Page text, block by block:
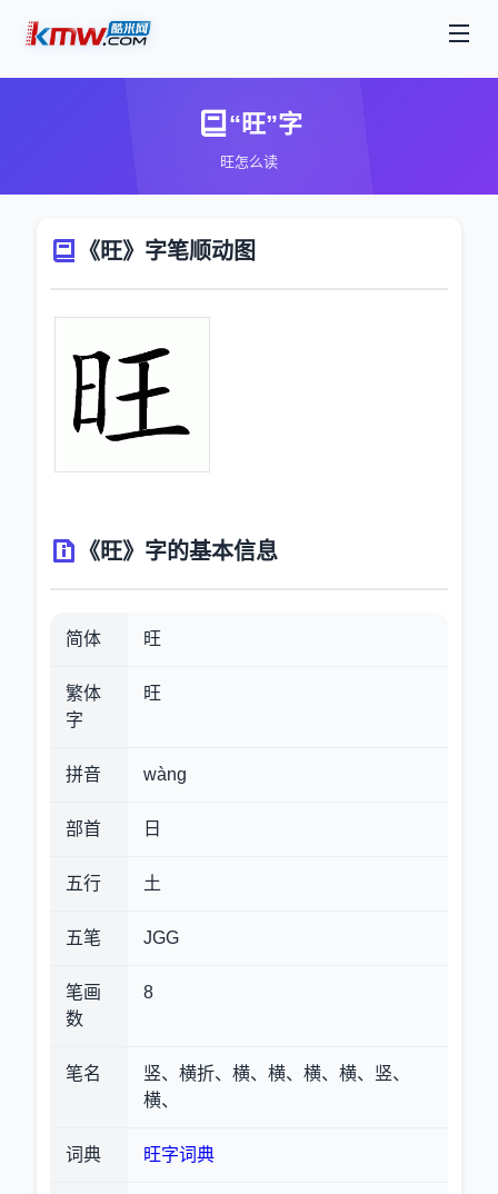
“旺”字
旺怎么读
《旺》字笔顺动图
《旺》字的基本信息
简体 旺
繁体
字
旺
拼音 wàng
部首 日
五行 土
五笔 JGG
笔画
数
8
笔名
竖、横折、横、横、横、横、竖、
横、
词典 旺字词典